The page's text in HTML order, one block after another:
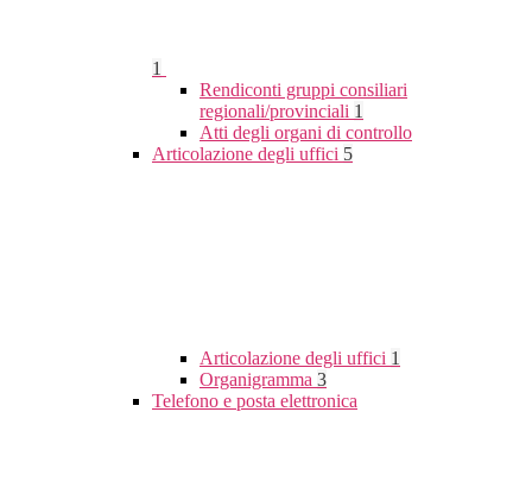
1
Rendiconti gruppi consiliari
regionali/provinciali 1
Atti degli organi di controllo
Articolazione degli uffici 5
Articolazione degli uffici 1
Organigramma 3
Telefono e posta elettronica